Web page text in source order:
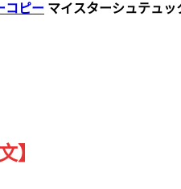
コピー マイスターシュテュッ
】